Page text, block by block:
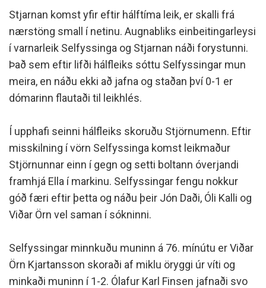
Stjarnan komst yfir eftir hálftíma leik, er skalli frá
nærstöng small í netinu. Augnabliks einbeitingarleysi
í varnarleik Selfyssinga og Stjarnan náði forystunni.
Það sem eftir lifði hálfleiks sóttu Selfyssingar mun
meira, en náðu ekki að jafna og staðan því 0-1 er
dómarinn flautaði til leikhlés.
Í upphafi seinni hálfleiks skoruðu Stjörnumenn. Eftir
misskilning í vörn Selfyssinga komst leikmaður
Stjörnunnar einn í gegn og setti boltann óverjandi
framhjá Ella í markinu. Selfyssingar fengu nokkur
góð færi eftir þetta og náðu þeir Jón Daði, Óli Kalli og
Viðar Örn vel saman í sókninni.
Selfyssingar minnkuðu muninn á 76. mínútu er Viðar
Örn Kjartansson skoraði af miklu öryggi úr víti og
minkaði muninn í 1-2. Ólafur Karl Finsen jafnaði svo